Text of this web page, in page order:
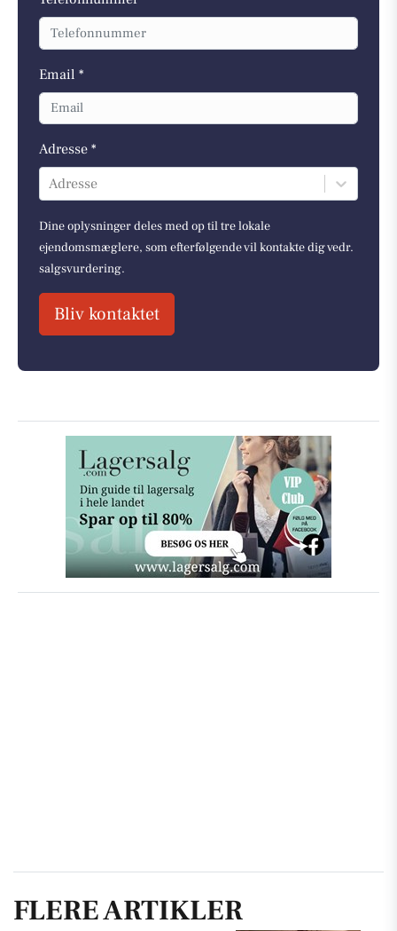
Email *
Adresse *
Adresse
Dine oplysninger deles med op til tre lokale
ejendomsmæglere, som efterfølgende vil kontakte dig vedr.
salgsvurdering.
Bliv kontaktet
FLERE ARTIKLER